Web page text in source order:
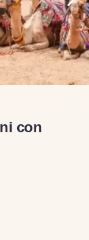
con